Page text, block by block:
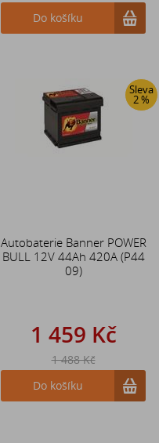
Do košíku
Sleva
2 %
Autobaterie Banner POWER
BULL 12V 44Ah 420A (P44
09)
1 459 Kč
1 488 Kč
Do košíku